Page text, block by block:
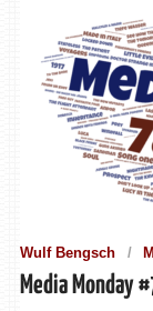
Wulf Bengsch
Media Monday